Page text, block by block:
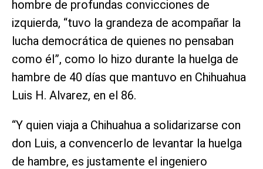
hombre de profundas convicciones de
izquierda, “tuvo la grandeza de acompañar la
lucha democrática de quienes no pensaban
como él”, como lo hizo durante la huelga de
hambre de 40 días que mantuvo en Chihuahua
Luis H. Alvarez, en el 86.
“Y quien viaja a Chihuahua a solidarizarse con
don Luis, a convencerlo de levantar la huelga
de hambre, es justamente el ingeniero